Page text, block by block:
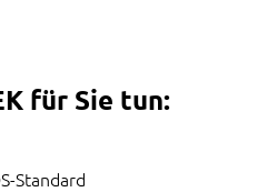
für Sie tun:
Standard